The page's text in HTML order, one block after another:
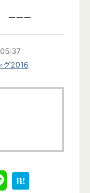
ーー
グ2016